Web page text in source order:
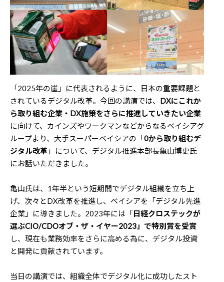
「2025年の崖」に代表されるように、日本の重要課題と
されているデジタル改革。今回の講演では、 DXにこれか
ら取り組む企業・DX施策をさらに推進していきたい企業
に向けて、カインズやワークマンなどからなるベイシアグ
ループより、大手スーパーベイシアの「0から取り組むデ
ジタル改革 」について、デジタル推進本部長亀山博史氏
にお話いただきました。
亀山氏は、1年半という短期間でデジタル組織を立ち上
げ、次々とDX改革を推進し、ベイシアを「デジタル先進
企業」に導きました。2023年には「日経クロステックが
選ぶCIO/CDOオブ・ザ・イヤー2023」で特別賞を受賞
し、現在も業務効率をさらに高める為に、デジタル投資
と開発に貢献されています。
当日の講演では、組織全体でデジタル化に成功したスト